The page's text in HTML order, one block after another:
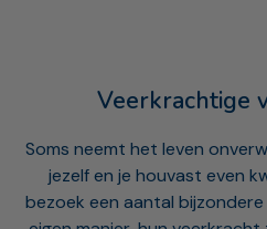
Veerkrachtige
Soms neemt het leven
jezelf en je houvast even
bezoek een aantal